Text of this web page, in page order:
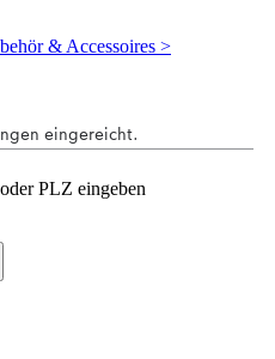
& Accessoires >
PLZ eingeben